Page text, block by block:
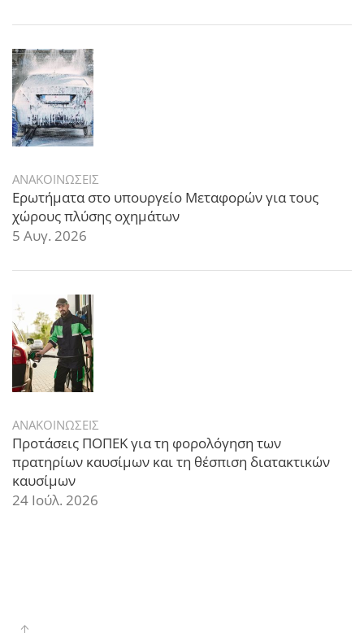
ΑΝΑΚΟΙΝΩΣΕΙΣ
Ερωτήματα στο υπουργείο Μεταφορών για τους
χώρους πλύσης οχημάτων
5 Αυγ. 2026
ΑΝΑΚΟΙΝΩΣΕΙΣ
Προτάσεις ΠΟΠΕΚ για τη φορολόγηση των
πρατηρίων καυσίμων και τη θέσπιση διατακτικών
καυσίμων
24 Ιούλ. 2026